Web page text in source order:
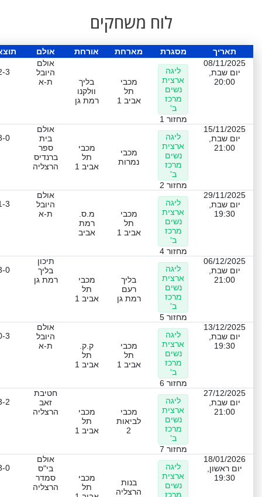
לוח משחקים
תאריך מסגרת מארחת אורחת אולם
08/11/2025
יום שבת,
20:00
ליגה
ארצית
נשים
מרכז
ב'
מחזור 1
מכבי
תל
אביב 1
בליך
וולקנו
רמת גן
אולם
היובל
ת-א
3
15/11/2025
יום שבת,
21:00
ליגה
ארצית
נשים
מרכז
ב'
מחזור 2
מכבי
נמרות
מכבי
תל
אביב 1
אולם
בית
ספר
ברנדיס
הרצליה
0
29/11/2025
יום שבת,
19:30
ליגה
ארצית
נשים
מרכז
ב'
מחזור 4
מכבי
תל
אביב 1
מ.ס.
רמת
אביב
אולם
היובל
ת-א
3
06/12/2025
יום שבת,
21:00
ליגה
ארצית
נשים
מרכז
ב'
מחזור 5
בליך
רעם
רמת גן
מכבי
תל
אביב 1
תיכון
בליך
רמת גן
0
13/12/2025
יום שבת,
19:30
ליגה
ארצית
נשים
מרכז
ב'
מחזור 6
מכבי
תל
אביב 1
ק.ק.
תל
אביב 1
אולם
היובל
ת-א
3
27/12/2025
יום שבת,
21:00
ליגה
ארצית
נשים
מרכז
ב'
מחזור 7
מכבי
לביאות
2
מכבי
תל
אביב 1
חטיבת
זאב
הרצליה
2
18/01/2026
יום ראשון,
19:30
ליגה
ארצית
נשים
מרכז
בנות
הרצליה
מכבי
תל
אולם
בי"ס
סמדר
הרצליה
0